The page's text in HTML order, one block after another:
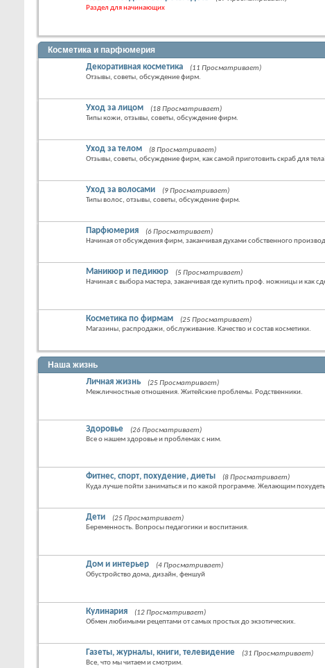
Раздел для начинающих
Косметика и парфюмерия
Декоративная косметика
(11 Просматривает)
Отзывы, советы, обсуждение фирм.
Уход за лицом
(18 Просматривает)
Типы кожи, отзывы, советы, обсуждение фирм.
Уход за телом
(8 Просматривает)
Отзывы, советы, обсуждение фирм, как самой приготовить скраб для
Уход за волосами
(9 Просматривает)
Типы волос, отзывы, советы, обсуждение фирм.
Парфюмерия
(6 Просматривает)
Начиная от обсуждения фирм, заканчивая духами собственного
Маникюр и педикюр
(5 Просматривает)
Начиная с выбора мастера, заканчивая где купить проф. ножницы и как
Косметика по фирмам
(25 Просматривает)
Магазины, распродажи, обслуживание. Качество и состав косметики.
Наша жизнь
Личная жизнь
(25 Просматривает)
Межличностные отношения. Житейские проблемы. Родственники.
Здоровье
(26 Просматривает)
Все о нашем здоровье и проблемах с ним.
Фитнес, спорт, похудение, диеты
(8 Просматривает)
Куда лучше пойти заниматься и по какой программе. Желающим
Дети
(25 Просматривает)
Беременность. Вопросы педагогики и воспитания.
Дом и интерьер
(4 Просматривает)
Обустройство дома, дизайн, феншуй
Кулинария
(12 Просматривает)
Обмен любимыми рецептами от самых простых до экзотических.
Газеты, журналы, книги, телевидение
(31 Просматривает)
Все, что мы читаем и смотрим.